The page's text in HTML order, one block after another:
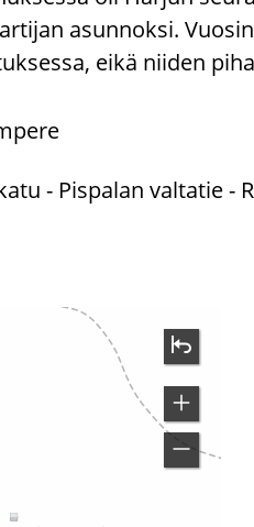
asunnoksi.
eikä niiden
- Pispalan valtatie -